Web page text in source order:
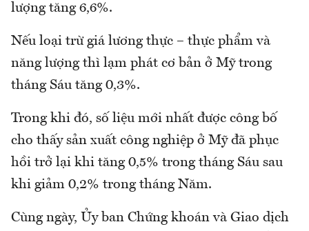
lượng tăng 6,6%.
Nếu loại trừ giá lương thực – thực phẩm và
năng lượng thì lạm phát cơ bản ở Mỹ trong
tháng Sáu tăng 0,3%.
Trong khi đó, số liệu mới nhất được công bố
cho thấy sản xuất công nghiệp ở Mỹ đã phục
hồi trở lại khi tăng 0,5% trong tháng Sáu sau
khi giảm 0,2% trong tháng Năm.
Cùng ngày, Ủy ban Chứng khoán và Giao dịch